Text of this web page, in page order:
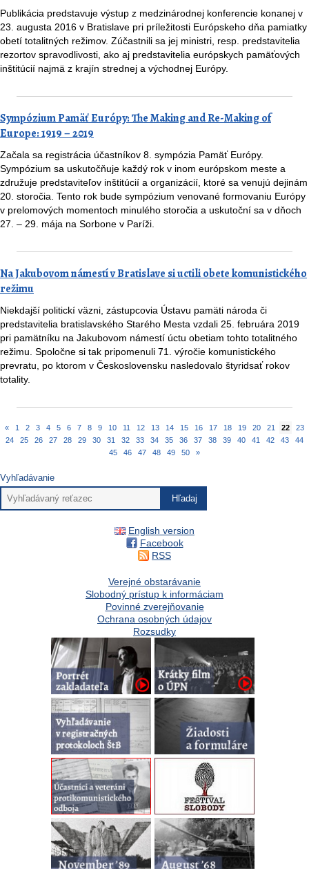
Publikácia predstavuje výstup z medzinárodnej konferencie konanej v
23. augusta 2016 v Bratislave pri príležitosti Európskeho dňa pamiatky
obetí totalitných režimov. Zúčastnili sa jej ministri, resp. predstavitelia
rezortov spravodlivosti, ako aj predstavitelia európskych pamäťových
inštitúcií najmä z krajín strednej a východnej Európy.
Sympózium Pamäť Európy: The Making and Re-Making of
Europe: 1919 – 2019
Začala sa registrácia účastníkov 8. sympózia Pamäť Európy.
Sympózium sa uskutočňuje každý rok v inom európskom meste a
združuje predstaviteľov inštitúcií a organizácií, ktoré sa venujú dejinám
20. storočia. Tento rok bude sympózium venované formovaniu Európy
v prelomových momentoch minulého storočia a uskutoční sa v dňoch
27. – 29. mája na Sorbone v Paríži.
Na Jakubovom námestí v Bratislave si uctili obete komunistického
režimu
Niekdajší politickí väzni, zástupcovia Ústavu pamäti národa či
predstavitelia bratislavského Starého Mesta vzdali 25. februára 2019
pri pamätníku na Jakubovom námestí úctu obetiam tohto totalitného
režimu. Spoločne si tak pripomenuli 71. výročie komunistického
prevratu, po ktorom v Československu nasledovalo štyridsať rokov
totality.
« 1 2 3 4 5 6 7 8 9 10 11 12 13 14 15 16 17 18 19 20 21 22
23
24
25 26 27 28 29 30 31 32 33 34 35 36 37 38 39 40 41 42 43
44
45
46 47 48 49 50 »
Vyhľadávanie
English version
Facebook
RSS
Verejné obstarávanie
Slobodný prístup k informáciam
Povinné zverejňovanie
Ochrana osobných údajov
Rozsudky